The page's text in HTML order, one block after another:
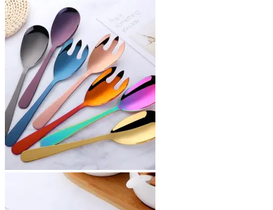
€35,95€25,95.